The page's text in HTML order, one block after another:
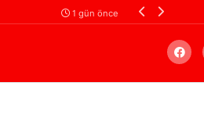
1 gün önce Bungalov ve